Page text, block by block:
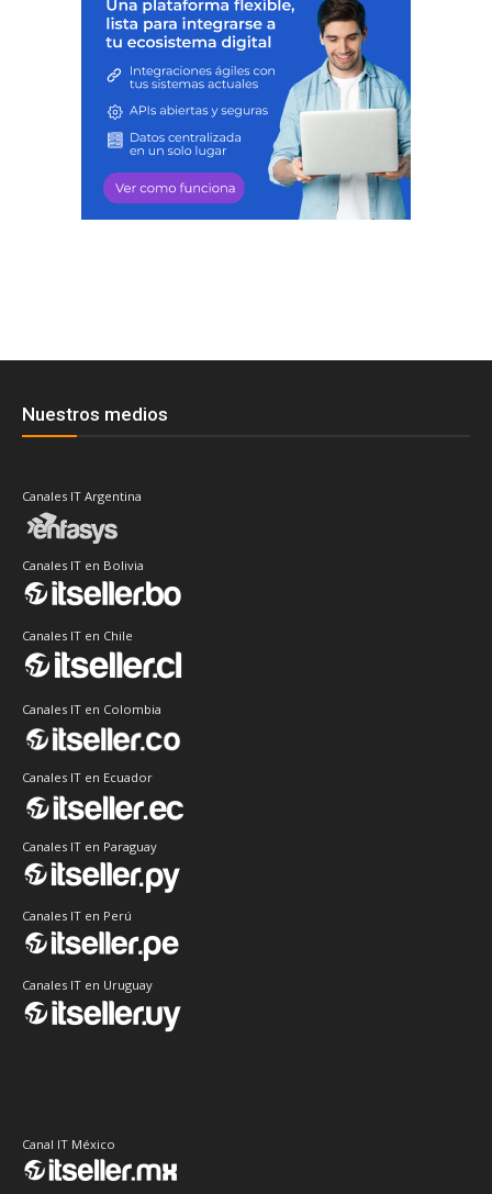
Nuestros medios
Canales IT Argentina
Canales IT en Bolivia
Canales IT en Chile
Canales IT en Colombia
Canales IT en Ecuador
Canales IT en Paraguay
Canales IT en Perú
Canales IT en Uruguay
Canal IT México